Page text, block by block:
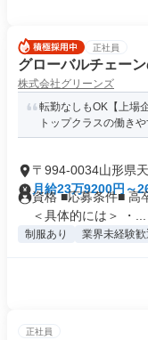
正社員
グローバルチェー
株式会社グリーンズ
転勤なしもOK【上
トップクラスの働き
〒994-0034山形県
月給23万9200円～
資格 ■応募条件■ 高
＜具体的には＞ ・...
制服あり 業界未経験歓
正社員